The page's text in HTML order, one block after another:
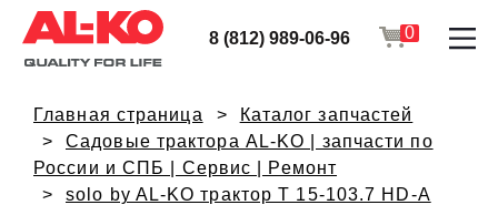
8 (812) 989-06-96 0
Главная страница
Каталог запчастей
Садовые трактора AL-KO | запчасти по
России и СПБ | Сервис | Ремонт
solo by AL-KO трактор T 15-103.7 HD-A